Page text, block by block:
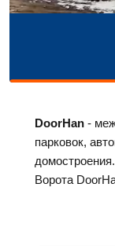
DoorHan -
парковок,
домостроения.
Ворота